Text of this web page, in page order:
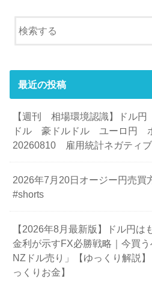
最近の投稿
【週刊 相場環境認識】ドル
ドル 豪ドルドル ユーロ円
20260810 雇用統計ネガティ
2026年7月20日オージー円売買
#shorts
【2026年8月最新版】ドル円は
金利が示すFX必勝戦略｜今買う
NZドル売り」【ゆっくり解説
っくりお金】